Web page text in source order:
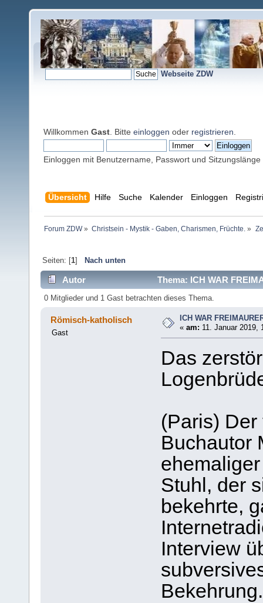
Webseite ZDW
Willkommen Gast . Bitte einloggen oder registrieren
Einloggen mit Benutzername, Passwort und Sitzungslänge
Übersicht Hilfe Suche Kalender Einloggen
Forum ZDW» Christsein - Mystik - Gaben, Charismen, Früchte. »
Seiten: [1] Nach unten
Autor Thema: ICH WAR
0 Mitglieder und 1 Gast betrachten dieses Thema.
Römisch-katholisch
Gast
ICH WAR
«am: 11. Januar 2019,
Das
(Paris)
Buchautor
Stuhl, der
bekehrte,
Interview
Bekehrung.